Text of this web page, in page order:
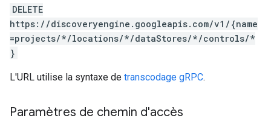
DELETE
https://discoveryengine.googleapis.com/v1/{name
=projects/*/locations/*/dataStores/*/controls/*
}
L'URL utilise la syntaxe de transcodage gRPC.
Paramètres de chemin d'accès